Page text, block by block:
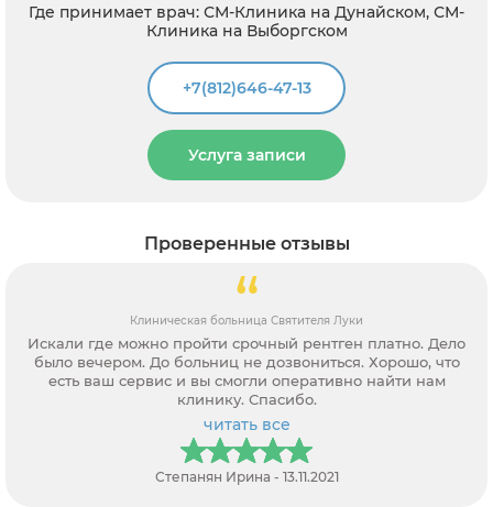
Где принимает врач: СМ-Клиника на Дунайском, СМ-
Клиника на Выборгском
+7(812)646-47-13
Услуга записи
Проверенные отзывы
Клиническая больница Святителя Луки
Искали где можно пройти срочный рентген платно. Дело
было вечером. До больниц не дозвониться. Хорошо, что
есть ваш сервис и вы смогли оперативно найти нам
клинику. Спасибо.
читать все
Степанян Ирина - 13.11.2021